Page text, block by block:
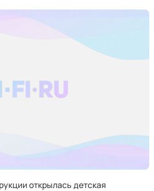
открылась детская